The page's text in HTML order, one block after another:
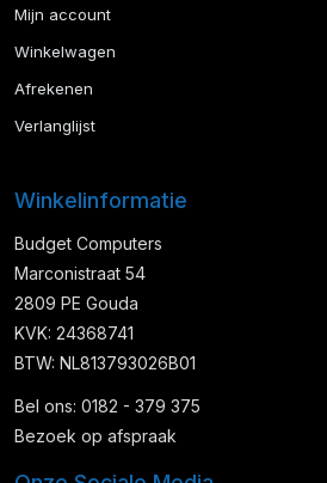
Mijn account
Winkelwagen
Afrekenen
Verlanglijst
Winkelinformatie
Budget Computers
Marconistraat 54
2809 PE Gouda
KVK: 24368741
BTW: NL813793026B01
Bel ons: 0182 - 379 375
Bezoek op afspraak